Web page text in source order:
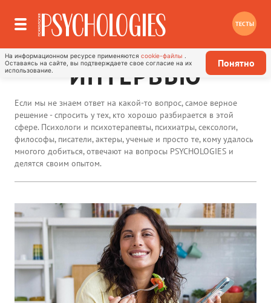
ТЕСТЫ
На информационном ресурсе применяются cookie-файлы
Оставаясь на сайте, вы подтверждаете свое согласие на их
использование.
Понятно
ИНТЕРВЬЮ
Если мы не знаем ответ на какой-то вопрос, самое верное
решение - спросить у тех, кто хорошо разбирается в этой
сфере. Психологи и психотерапевты, психиатры, сексологи,
философы, писатели, актеры, ученые и просто те, кому удалось
многого добиться, отвечают на вопросы PSYCHOLOGIES и
делятся своим опытом.